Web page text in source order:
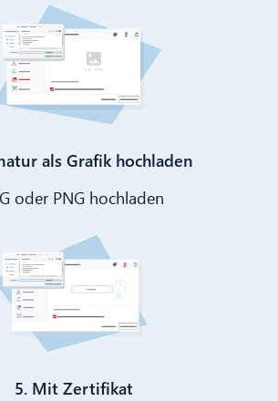
als Grafik hochladen
oder PNG hochladen
5. Mit Zertifikat